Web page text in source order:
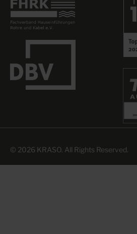
© 2026 KRASO. All Rights Reserved.